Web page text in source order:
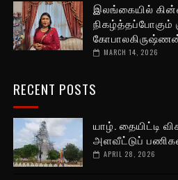
இலங்கையில்
நிகழ்த்தப்போகும்
MARCH 14, 2026
RECENT POSTS
யாழ். தையிட்டி
அளவீட்டுப்
APRIL 28, 2026